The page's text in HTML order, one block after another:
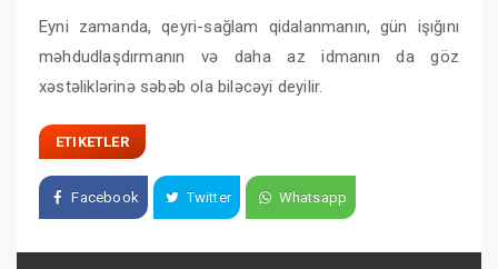
Eyni zamanda, qeyri-sağlam qidalanmanın, gün işığını
məhdudlaşdırmanın və daha az idmanın da göz
xəstəliklərinə səbəb ola biləcəyi deyilir.
ETIKETLER
Facebook Twitter Whatsapp